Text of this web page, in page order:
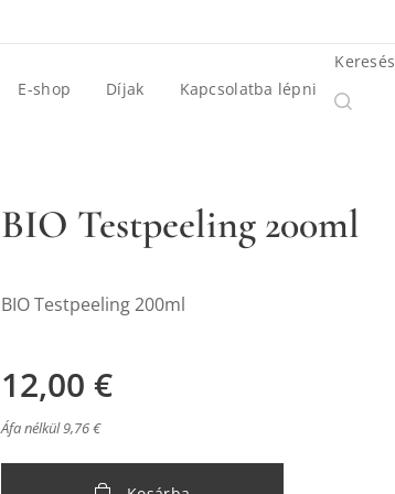
E-shop Díjak Kapcsolatba lépni
Keresés
BIO Testpeeling 200ml
BIO Testpeeling 200ml
12,00 €
Áfa nélkül 9,76 €